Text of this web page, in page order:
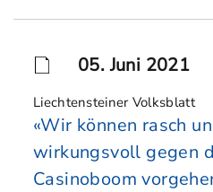
«Wir können rasch
wirkungsvoll gegen
Casinoboom
Liechtensteiner Volksblatt
05. Juni 2021